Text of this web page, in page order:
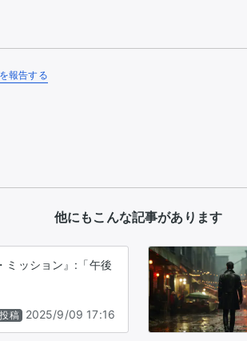
報告する
他にもこんな記事があります
ミッション』:「午後
投稿 2025/9/09 17:16